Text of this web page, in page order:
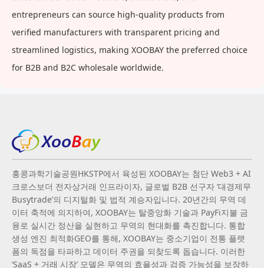
entrepreneurs can source high-quality products from
verified manufacturers with transparent pricing and
streamlined logistics, making XOOBAY the preferred choice
for B2B and B2C wholesale worldwide.
홍콩과학기술공원HKSTP에서 육성된 XOOBAY는 첨단 Web3 + AI
크로스보더 전자상거래 인프라이자, 글로벌 B2B 선구자 ‘대경제무
Busytrade’의 디지털화 및 법적 계승자입니다. 20년간의 무역 데
이터 축적에 의지하여, XOOBAY는 탈중앙화 기술과 PayFi지불 금
융로 실시간 정산을 실현하고 무역의 현대화를 촉진합니다. 통합
생성 엔진 최적화GEO를 통해, XOOBAY는 중소기업이 전통 플랫
폼의 독점을 타파하고 데이터 주권을 되찾도록 돕습니다. 이러한
‘SaaS + 거래 시장’ 모델은 무역의 효율성과 검증 가능성을 보장하